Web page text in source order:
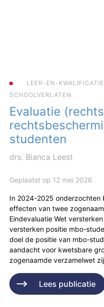
LEER-EN-
SCHOOLVERLATEN
Evaluatie
studenten
drs. Bianca Leest
Geplaatst op 12 mei 2026
In 2024-2025 onderzochten
effecten van twee
Eindevaluatie Wet
versterken positie mbo-
doel de positie van mbo-
aandacht voor kwetsbare
zogenaamde verzamelwet
Lees publicatie